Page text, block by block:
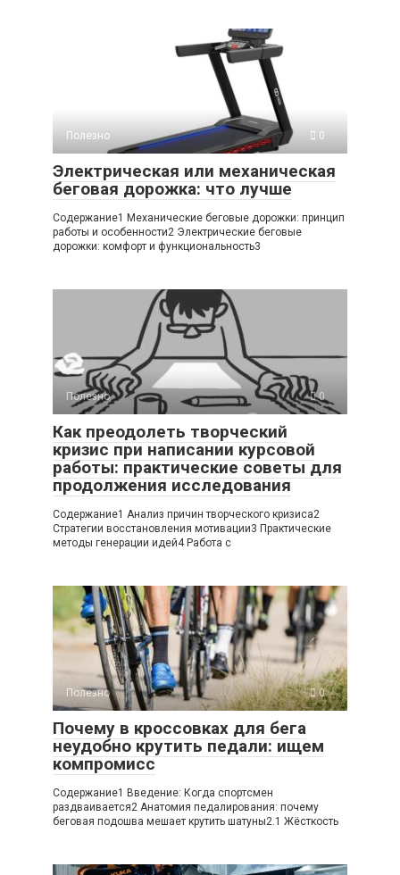
Полезно 0
Электрическая или механическая
беговая дорожка: что лучше
Содержание1 Механические беговые дорожки: принцип
работы и особенности2 Электрические беговые
дорожки: комфорт и функциональность3
Полезно 0
Как преодолеть творческий
кризис при написании курсовой
работы: практические советы для
продолжения исследования
Содержание1 Анализ причин творческого кризиса2
Стратегии восстановления мотивации3 Практические
методы генерации идей4 Работа с
Полезно 0
Почему в кроссовках для бега
неудобно крутить педали: ищем
компромисс
Содержание1 Введение: Когда спортсмен
раздваивается2 Анатомия педалирования: почему
беговая подошва мешает крутить шатуны2.1 Жёсткость